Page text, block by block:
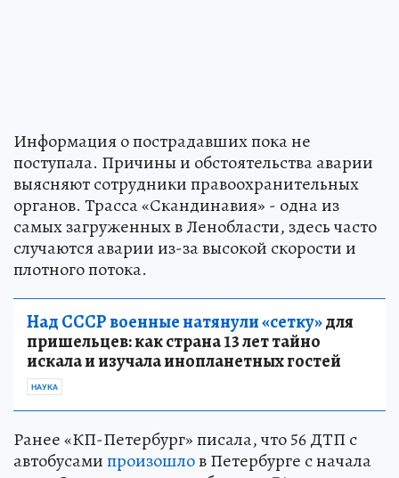
Информация о пострадавших пока не
поступала. Причины и обстоятельства аварии
выясняют сотрудники правоохранительных
органов. Трасса «Скандинавия» - одна из
самых загруженных в Ленобласти, здесь часто
случаются аварии из-за высокой скорости и
плотного потока.
Над СССР военные натянули «сетку»для
пришельцев: как страна 13 лет тайно
искала и изучала инопланетных гостей
НАУКА
Ранее «КП-Петербург» писала, что 56 ДТП с
автобусамипроизошлов Петербурге с начала